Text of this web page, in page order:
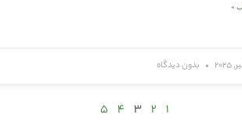
»
بدون دیدگاه
1
2
3
4
5